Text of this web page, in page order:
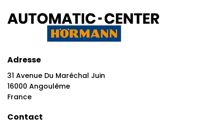
Adresse
31 Avenue Du Maréchal Juin
16000 Angoulême
France
Contact